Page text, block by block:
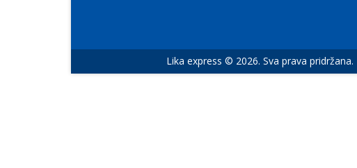
Lika express © 2026. Sva prava pridržana.